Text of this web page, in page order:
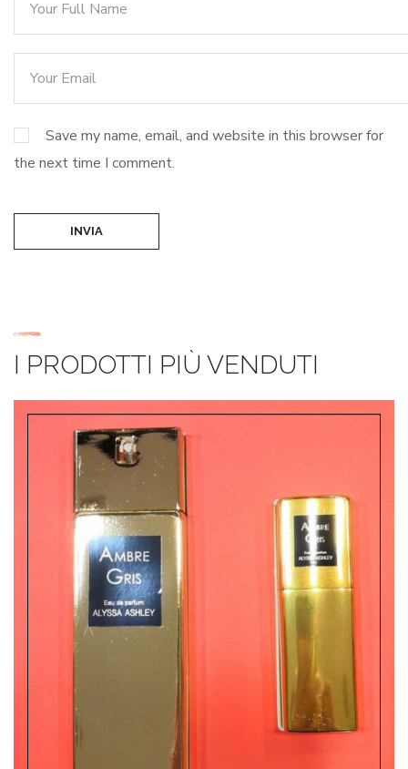
Save my name, email, and website in this browser for
the next time I comment.
INVIA
I PRODOTTI PIÙ VENDUTI